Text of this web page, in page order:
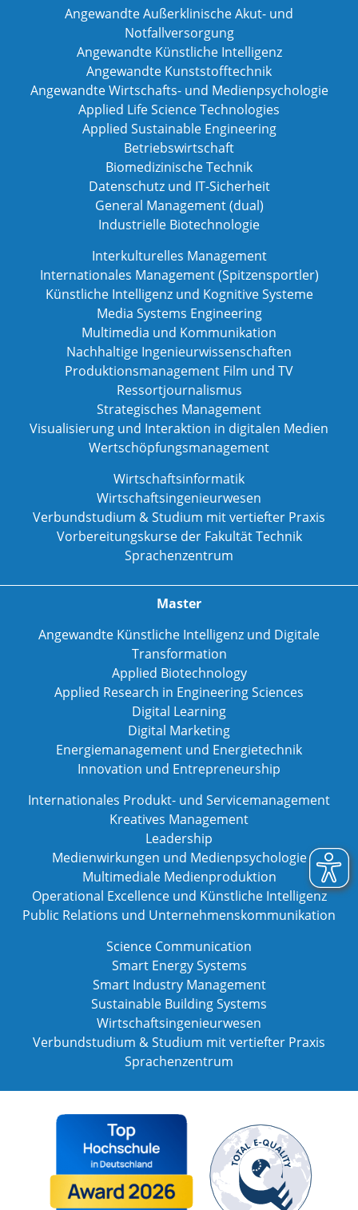
Angewandte Außerklinische Akut- und
Notfallversorgung
Angewandte Künstliche Intelligenz
Angewandte Kunststofftechnik
Angewandte Wirtschafts- und Medienpsychologie
Applied Life Science Technologies
Applied Sustainable Engineering
Betriebswirtschaft
Biomedizinische Technik
Datenschutz und IT-Sicherheit
General Management (dual)
Industrielle Biotechnologie
Interkulturelles Management
Internationales Management (Spitzensportler)
Künstliche Intelligenz und Kognitive Systeme
Media Systems Engineering
Multimedia und Kommunikation
Nachhaltige Ingenieurwissenschaften
Produktionsmanagement Film und TV
Ressortjournalismus
Strategisches Management
Visualisierung und Interaktion in digitalen Medien
Wertschöpfungsmanagement
Wirtschaftsinformatik
Wirtschaftsingenieurwesen
Verbundstudium & Studium mit vertiefter Praxis
Vorbereitungskurse der Fakultät Technik
Sprachenzentrum
Master
Angewandte Künstliche Intelligenz und Digitale
Transformation
Applied Biotechnology
Applied Research in Engineering Sciences
Digital Learning
Digital Marketing
Energiemanagement und Energietechnik
Innovation und Entrepreneurship
Internationales Produkt- und Servicemanagement
Kreatives Management
Leadership
Medienwirkungen und Medienpsychologie
Multimediale Medienproduktion
Operational Excellence und Künstliche Intelligenz
Public Relations und Unternehmenskommunikation
Science Communication
Smart Energy Systems
Smart Industry Management
Sustainable Building Systems
Wirtschaftsingenieurwesen
Verbundstudium & Studium mit vertiefter Praxis
Sprachenzentrum